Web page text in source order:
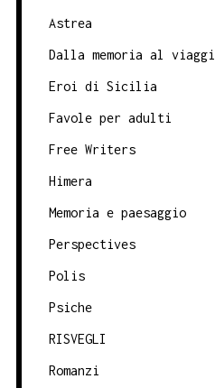
Astrea
Dalla memoria al
Eroi di Sicilia
Favole per adulti
Free Writers
Himera
Memoria e paesaggio
Perspectives
Polis
Psiche
RISVEGLI
Romanzi